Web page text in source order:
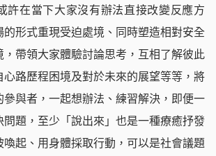
許在當下大家沒有辦法直接改變反應方
形式重現受迫處境、同時塑造相對安全
，帶領大家體驗討論思考，互相了解彼此
心路歷程困境及對於未來的展望等等，將
參與者，一起想辦法、練習解決，即便一
問題，至少「說出來」也是一種療癒抒發
喚起、用身體採取行動，可以是社會議題